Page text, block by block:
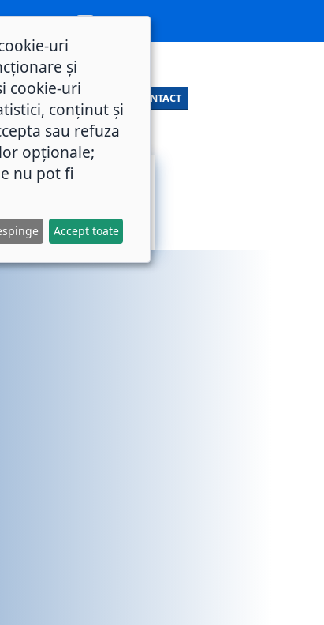
CONTACT
uri
și
cookie-uri
conținut și
sau refuza
opționale;
nu pot fi
Accept toate